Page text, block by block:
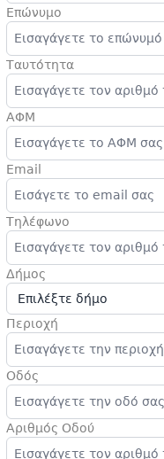
Επώνυμο
Ταυτότητα
ΑΦΜ
Email
Τηλέφωνο
Δήμος
Περιοχή
Οδός
Αριθμός Οδού